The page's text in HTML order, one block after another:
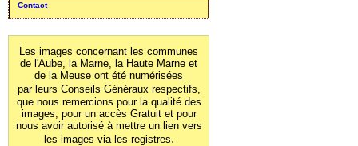
Contact
Les images concernant les communes
de l'Aube, la Marne, la Haute Marne et
de la Meuse ont été numérisées
par leurs Conseils Généraux respectifs,
que nous remercions pour la qualité des
images, pour un accès Gratuit et pour
nous avoir autorisé à mettre un lien vers
les images via les registres.